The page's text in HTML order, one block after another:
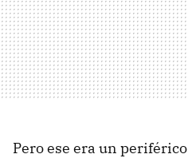
Pero ese era un